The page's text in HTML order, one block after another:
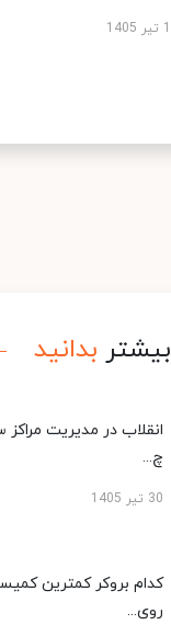
بیشتر بدانید
انقلاب در مدیریت مراکز
چ...
30 تیر 1405
کدام بروکر کمترین
روی...